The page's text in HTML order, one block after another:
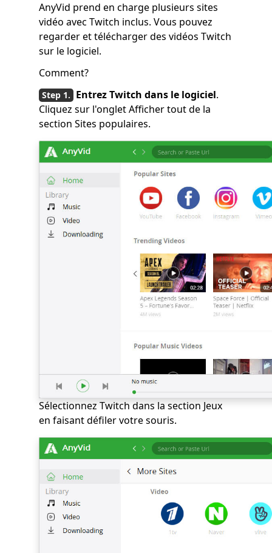
AnyVid prend en charge plusieurs sites
vidéo avec Twitch inclus. Vous pouvez
regarder et télécharger des vidéos Twitch
sur le logiciel.
Comment?
Entrez Twitch dans le logiciel.
Cliquez sur l'onglet Afficher tout de la
section Sites populaires.
Sélectionnez Twitch dans la section Jeux
en faisant défiler votre souris.